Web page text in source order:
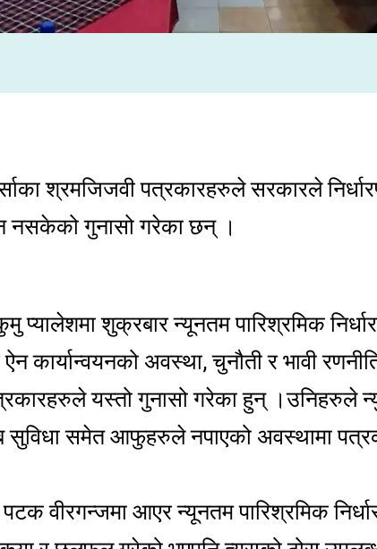
श्रमजिजवी पत्रकारहरुले सरकारले
नसकेको गुनासो गरेका छन् ।
प्यालेशमा शुक्रबार न्यूनतम पारिश्रमिक
कार्यान्वयनको अवस्था, चुनौती र भावी
यस्तो गुनासो गरेका हुन् ।उनिहरुले
समेत आफुहरुले नपाएको अवस्थामा
वीरगन्जमा आएर न्यूनतम पारिश्रमिक